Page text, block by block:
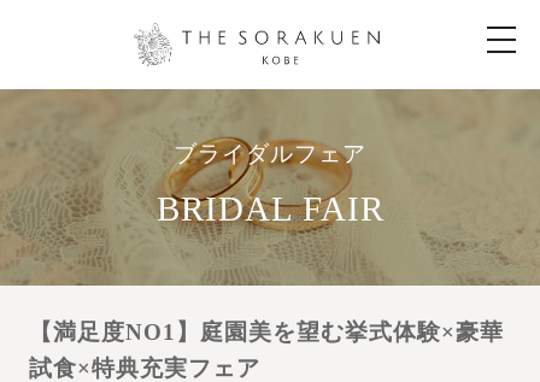
t
o
g
a
t
o
ブライダルフェア
BRIDAL FAIR
【満足度NO1】庭園美を望む挙式体験×豪華
試食×特典充実フェア